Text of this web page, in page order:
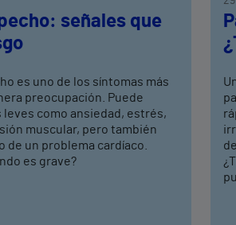
señales que
es uno de los síntomas más
preocupación. Puede
leves como ansiedad, estrés,
muscular, pero también
de un problema cardíaco.
es grave?